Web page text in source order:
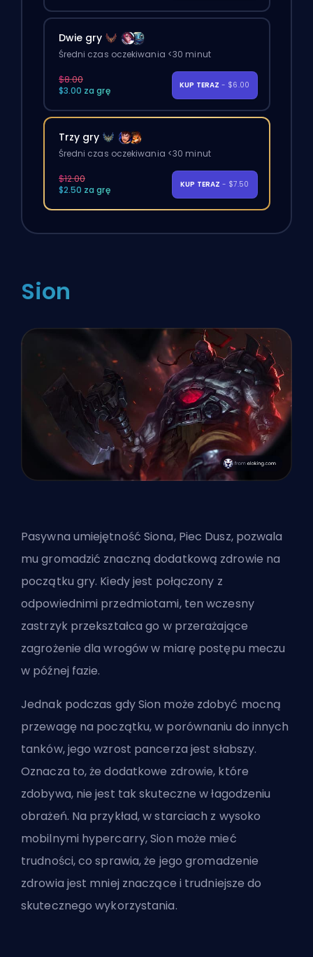
Dwie gry
Średni czas oczekiwania <30 minut
$8.00
$3.00 za grę
KUP TERAZ - $6.00
Trzy gry
Średni czas oczekiwania <30 minut
$12.00
$2.50 za grę
KUP TERAZ - $7.50
Sion
Pasywna umiejętność Siona, Piec Dusz, pozwala
mu gromadzić znaczną dodatkową zdrowie na
początku gry. Kiedy jest połączony z
odpowiednimi przedmiotami, ten wczesny
zastrzyk przekształca go w przerażające
zagrożenie dla wrogów w miarę postępu meczu
w późnej fazie.
Jednak podczas gdy Sion może zdobyć mocną
przewagę na początku, w porównaniu do innych
tanków, jego wzrost pancerza jest słabszy.
Oznacza to, że dodatkowe zdrowie, które
zdobywa, nie jest tak skuteczne w łagodzeniu
obrażeń. Na przykład, w starciach z wysoko
mobilnymi hypercarry, Sion może mieć
trudności, co sprawia, że jego gromadzenie
zdrowia jest mniej znaczące i trudniejsze do
skutecznego wykorzystania.